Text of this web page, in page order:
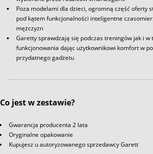
Poza modelami dla dzieci, ogromną część oferty
pod kątem funkcjonalności inteligentne
mężczyzn
Garetty sprawdzają się podczas treningów jak i w
funkcjonowania dając użytkownikowi komfort w
przydatnego gadżetu
Co jest w zestawie?
Gwarancja producenta 2 lata
Oryginalne opakowanie
Kupujesz u autoryzowanego sprzedawcy Garett